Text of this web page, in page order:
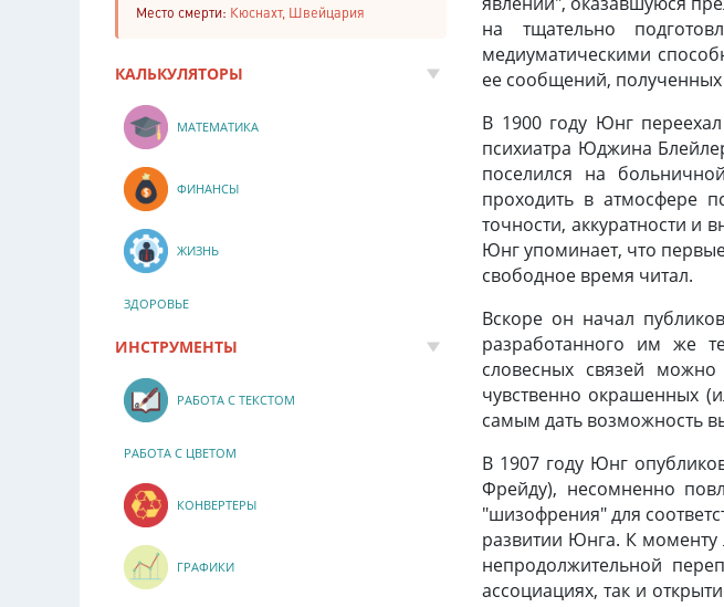
на тщательно
медиуматическими
ее сообщений, полученных
В 1900 году Юнг
психиатра Юджина
поселился на
проходить в атмосфере
точности, аккуратности и
Юнг упоминает, что
свободное время читал.
Вскоре он начал
разработанного им же
словесных связей можно
чувственно окрашенных
самым дать возможность
В 1907 году Юнг
Фрейду), несомненно
"шизофрения" для
развитии Юнга. К моменту
непродолжительной
ассоциациях, так и
Место смерти: Кюснахт, Швейцария
КАЛЬКУЛЯТОРЫ
МАТЕМАТИКА
ФИНАНСЫ
ЖИЗНЬ
ЗДОРОВЬЕ
ИНСТРУМЕНТЫ
РАБОТА С ТЕКСТОМ
РАБОТА С ЦВЕТОМ
КОНВЕРТЕРЫ
ГРАФИКИ